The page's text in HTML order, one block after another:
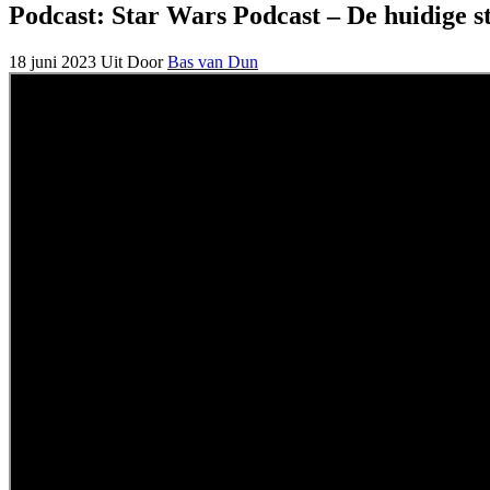
Podcast: Star Wars Podcast – De huidige
18 juni 2023 Uit Door Bas van Dun